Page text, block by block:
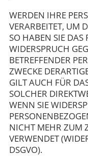
WERDEN IHRE
VERARBEITET, UM
SO HABEN SIE DAS
WIDERSPRUCH
BETREFFENDER
ZWECKE
GILT AUCH FÜR
SOLCHER
WENN SIE
NICHT MEHR ZUM
VERWENDET
DSGVO).